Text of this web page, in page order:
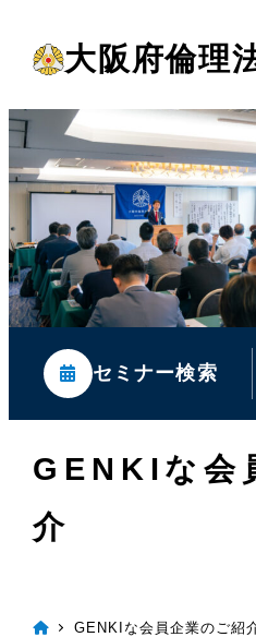
コ
ン
テ
ン
ツ
へ
大阪府倫理
セミナー検索
GENKIな会
介
GENKIな会員企業のご紹